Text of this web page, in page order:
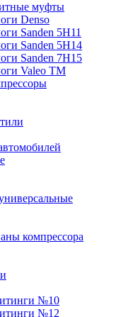
муфты
Denso
Sanden 5H11
Sanden 5H14
Sanden 7H15
Valeo ТМ
компрессора
№10
№12